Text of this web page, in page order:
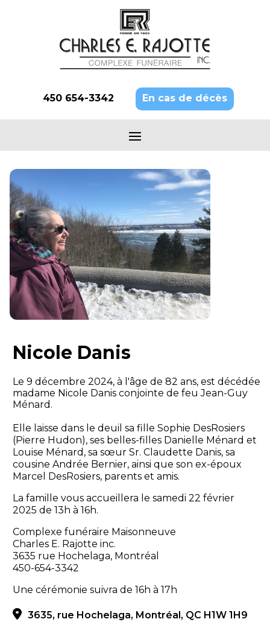
450 654-3342 En cas de décès
Nicole Danis
Le 9 décembre 2024, à l'âge de 82 ans, est décédée
madame Nicole Danis conjointe de feu Jean-Guy
Ménard.
Elle laisse dans le deuil sa fille Sophie DesRosiers
(Pierre Hudon), ses belles-filles Danielle Ménard et
Louise Ménard, sa sœur Sr. Claudette Danis, sa
cousine Andrée Bernier, ainsi que son ex-époux
Marcel DesRosiers, parents et amis.
La famille vous accueillera le samedi 22 février
2025 de 13h à 16h.
Complexe funéraire Maisonneuve
Charles E. Rajotte inc.
3635 rue Hochelaga, Montréal
450-654-3342
Une cérémonie suivra de 16h à 17h
3635, rue Hochelaga, Montréal, QC H1W 1H9